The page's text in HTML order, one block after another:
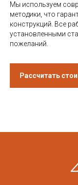
Мы используем
методики, что
конструкций. Все
установленными
пожеланий.
Рассчитать